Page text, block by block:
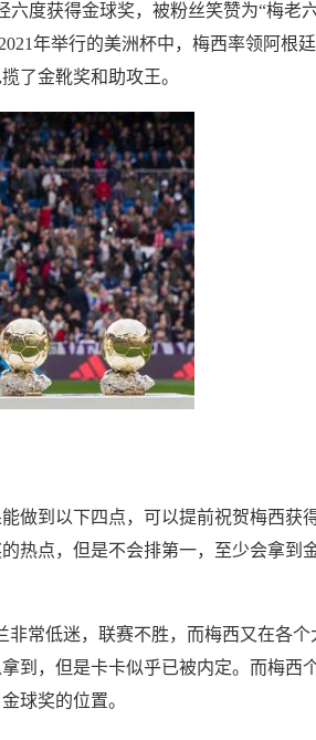
度获得金球奖，被粉丝笑赞为“梅老六
年举行的美洲杯中，梅西率领阿根
了金靴奖和助攻王。
做到以下四点，可以提前祝贺梅西获
热点，但是不会排第一，至少会拿到
非常低迷，联赛不胜，而梅西又在各个
到，但是卡卡似乎已被内定。而梅西
球奖的位置。